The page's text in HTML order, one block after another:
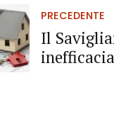
PRECEDENTE
Il